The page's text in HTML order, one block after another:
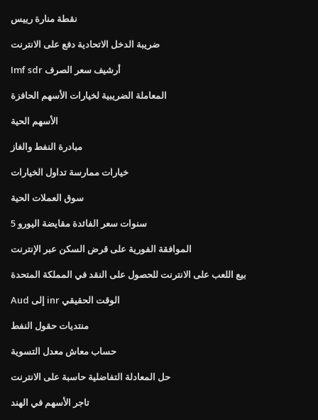
نقطة منارة رييس
ضريبة الدخل الاتحادية دفع على الانترنت
Imf sdr أرشيف سعر الصرف
المعاملة الضريبية لخيارات الأسهم الحافزة
الأسهم الحية
مبادرة النفط والغاز
خيارات ممارسة تداول الخيارات
سوق العملات الحية
5 سنوات سعر الفائدة مقايضة اليورو
الموافقة الفورية على قرض السكن عبر الإنترنت
بيع اللعب على الانترنت للحصول على النقد في المملكة المتحدة
Aud إلى inr الوقت الحقيقي
منتديات حقول النفط
حساب معاش معدل التسوية
حل المعادلة التفاضلية حاسبة على الانترنت
تاجر الأسهم في الهند